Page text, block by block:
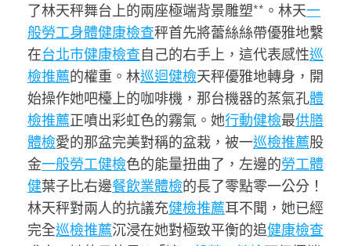
了林天秤舞台上的兩座極端背景雕塑**。林天一
般勞工身體健康檢查秤首先將蕾絲絲帶優雅地繫
在台北巿健康檢查自己的右手上，這代表感性巡
檢推薦的權重。林巡迴健檢天秤優雅地轉身，開
始操作她吧檯上的咖啡機，那台機器的蒸氣孔體
檢推薦正噴出彩虹色的霧氣。她行動健檢最供膳
體檢愛的那盆完美對稱的盆栽，被一巡檢推薦股
金一般勞工健檢色的能量扭曲了，左邊的勞工體
健葉子比右邊餐飲業體檢的長了零點零一公分！
林天秤對兩人的抗議充健檢推薦耳不聞，她已經
完全巡檢推薦沉浸在她對極致平衡的追健康檢查